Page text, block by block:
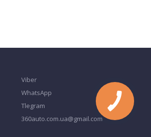
Viber
WhatsApp
Tlegram
360auto.com.ua@gmail.com